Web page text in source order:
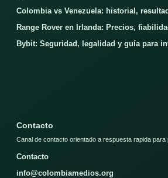
Colombia vs Venezuela: historial,
Range Rover en Irlanda: Precios,
Bybit: Seguridad, legalidad y guía para
Contacto
Canal de contacto orientado a respuesta rapida para
Contacto
info@colombiamedios.org